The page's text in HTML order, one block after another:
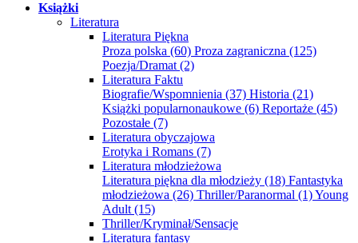
Książki
Literatura
Literatura Piękna
Proza polska (60) Proza zagraniczna (125)
Poezja/Dramat (2)
Literatura Faktu
Biografie/Wspomnienia (37) Historia (21)
Książki popularnonaukowe (6) Reportaże (45)
Pozostałe (7)
Literatura obyczajowa
Erotyka i Romans (7)
Literatura młodzieżowa
Literatura piękna dla młodzieży (18) Fantastyka
młodzieżowa (26) Thriller/Paranormal (1)Young
Adult (15)
Thriller/Kryminał/Sensacje
Literatura fantasy